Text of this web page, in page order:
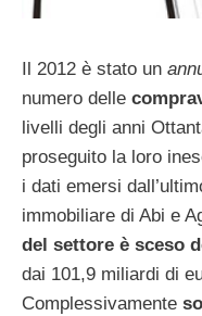
Il 2012 è stato un
numero delle
livelli degli anni
proseguito la loro
i dati emersi
immobiliare di Abi e
del settore è sceso
dai 101,9 miliardi di
Complessivamente